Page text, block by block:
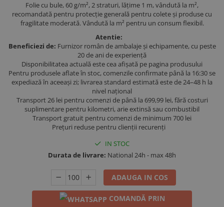
Folie cu bule, 60 g/m², 2 straturi, lățime 1 m, vândută la m²,
recomandată pentru protecție generală pentru colete și produse cu
fragilitate moderată. Vândută la m² pentru un consum flexibil.
Atentie:
Beneficiezi de: Furnizor român de ambalaje și echipamente, cu peste
20 de ani de experiență
Disponibilitatea actuală este cea afișată pe pagina produsului
Pentru produsele aflate în stoc, comenzile confirmate până la 16:30 se
expediază în aceeași zi; livrarea standard estimată este de 24–48 h la
nivel național
Transport 26 lei pentru comenzi de până la 699,99 lei, fără costuri
suplimentare pentru kilometri, arie extinsă sau combustibil
Transport gratuit pentru comenzi de minimum 700 lei
Prețuri reduse pentru clienții recurenți
IN STOC
Durata de livrare: National 24h - max 48h
ADAUGA IN COS
COMANDĂ PRIN